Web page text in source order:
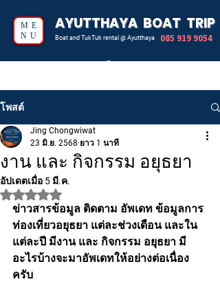
ME
NU
AYUTTHAYA BOAT TRIP
Boat and TukTuk rental @ Ayutthaya 085 919 9054
โพสต์
งาน และ กิจกรรม อยุธยา
Jing Chongwiwat
23 มิ.ย. 2568 ยาว 1 นาที
อัปเดตเมื่อ 5 มี.ค.
ได้รับ NaN เต็ม 5 ดาว
ข่าวสารข้อมูล ติดตาม อัพเดท ข้อมูลการ
ท่องเที่ยวอยุธยา แต่ละช่วงเดือน และใน
แต่ละปี มีงาน และ กิจกรรม อยุธยา มี
อะไรบ้างจะมาอัพเดทให้อย่างต่อเนื่อง
ครับ